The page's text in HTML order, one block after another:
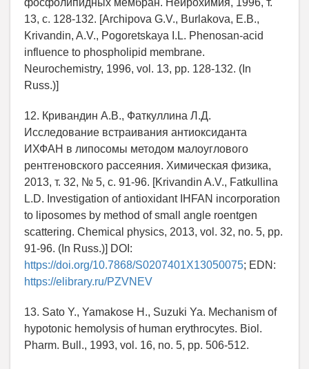
фосфолипидных мембран. Нейрохимия, 1996, т.
13, с. 128-132. [Archipova G.V., Burlakova, E.B.,
Krivandin, A.V., Pogoretskaya I.L. Phenosan-acid
influence to phospholipid membrane.
Neurochemistry, 1996, vol. 13, pp. 128-132. (In
Russ.)]
12. Кривандин А.В., Фаткуллина Л.Д.
Исследование встраивания антиоксиданта
ИХФАН в липосомы методом малоуглового
рентгеновского рассеяния. Химическая физика,
2013, т. 32, № 5, с. 91-96. [Krivandin A.V., Fatkullina
L.D. Investigation of antioxidant IHFAN incorporation
to liposomes by method of small angle roentgen
scattering. Chemical physics, 2013, vol. 32, no. 5, pp.
91-96. (In Russ.)] DOI:
https://doi.org/10.7868/S0207401X13050075; EDN:
https://elibrary.ru/PZVNEV
13. Sato Y., Yamakose H., Suzuki Ya. Mechanism of
hypotonic hemolysis of human erythrocytes. Biol.
Pharm. Bull., 1993, vol. 16, no. 5, pp. 506-512.